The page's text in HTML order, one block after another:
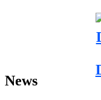
News